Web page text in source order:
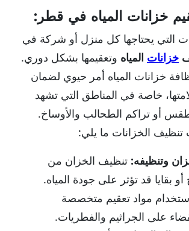
خزانات المياه في قطر:
التي يحتاجها كل منزل أو شركة في
خزاناتالمياهوتعقيمها بشكل دوري.
خزانات المياه أمر حيوي لضمان
خاصة في المناطق التي تشهد
أو تراكم الطحالب والأوساخ.
الخزانات ما يلي:
وتنظيفه:تنظيف الخزان من
بقايا قد تؤثر على جودة المياه.
مواد تعقيم متخصصة
على الجراثيم والفطريات.